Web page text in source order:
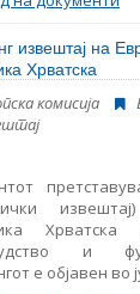
извештај на
Хрватска
комисија
и
е објавен во